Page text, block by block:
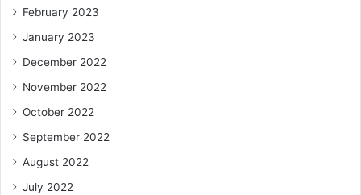
February 2023
January 2023
December 2022
November 2022
October 2022
September 2022
August 2022
July 2022